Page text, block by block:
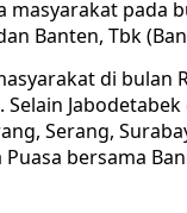
pada
Banten, Tbk
di bulan
Serang,
bersama